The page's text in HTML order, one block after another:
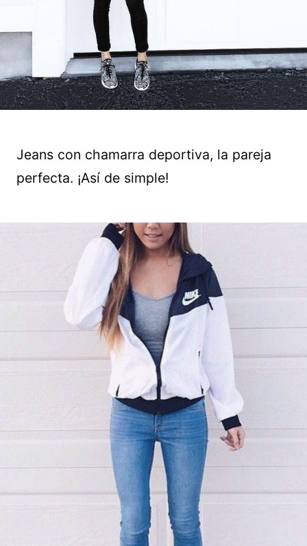
Jeans con chamarra deportiva, la pareja
perfecta. ¡Así de simple!